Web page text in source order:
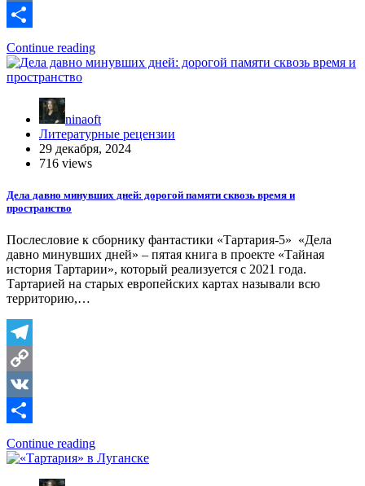
Link
VK
Отправить
Continue reading
ninaoft
Литературные рецензии
29 декабря, 2024
716 views
Дела давно минувших дней: дорогой памяти сквозь время и
пространство
Послесловие к сборнику фантастики «Тартария-5» «Дела
давно минувших дней» – пятая книга в проекте «Тайная
история Тартарии», который реализуется с 2021 года.
Тартарией на старых европейских картах называли всю
территорию,…
Telegram
Copy
Link
VK
Отправить
Continue reading